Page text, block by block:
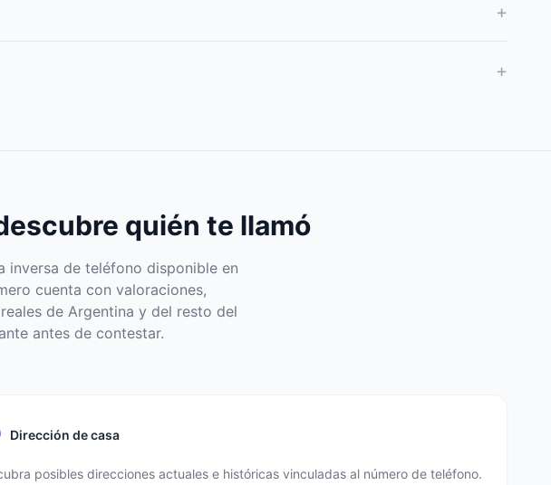
+
+
quién te llamó
inversa de teléfono disponible en
cuenta con valoraciones,
de Argentina y del resto del
antes de contestar.
Dirección de casa
posibles direcciones actuales e históricas vinculadas al número de teléfono.